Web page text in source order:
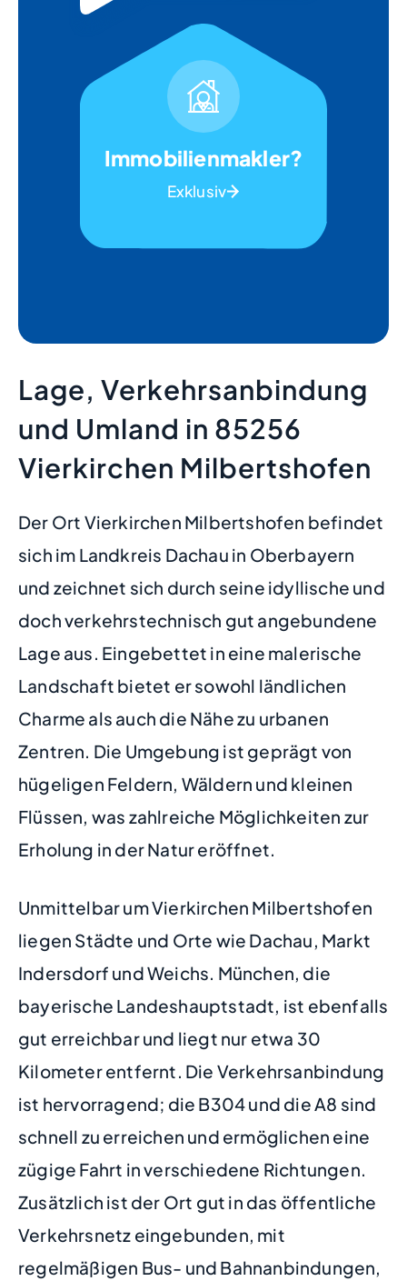
Immobilienmakler?
Exklusiv
Lage, Verkehrsanbindung
und Umland in 85256
Vierkirchen Milbertshofen
Der Ort Vierkirchen Milbertshofen befindet
sich im Landkreis Dachau in Oberbayern
und zeichnet sich durch seine idyllische und
doch verkehrstechnisch gut angebundene
Lage aus. Eingebettet in eine malerische
Landschaft bietet er sowohl ländlichen
Charme als auch die Nähe zu urbanen
Zentren. Die Umgebung ist geprägt von
hügeligen Feldern, Wäldern und kleinen
Flüssen, was zahlreiche Möglichkeiten zur
Erholung in der Natur eröffnet.
Unmittelbar um Vierkirchen Milbertshofen
liegen Städte und Orte wie Dachau, Markt
Indersdorf und Weichs. München, die
bayerische Landeshauptstadt, ist ebenfalls
gut erreichbar und liegt nur etwa 30
Kilometer entfernt. Die Verkehrsanbindung
ist hervorragend; die B304 und die A8 sind
schnell zu erreichen und ermöglichen eine
zügige Fahrt in verschiedene Richtungen.
Zusätzlich ist der Ort gut in das öffentliche
Verkehrsnetz eingebunden, mit
regelmäßigen Bus- und Bahnanbindungen,